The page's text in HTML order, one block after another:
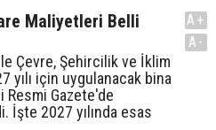
Maliyetleri Belli
Çevre, Şehircilik ve İklim
yılı için uygulanacak bina
Gazete'de
İşte 2027 yılında esas
A+
A-